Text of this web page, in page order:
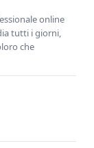
online
tutti i giorni,
che